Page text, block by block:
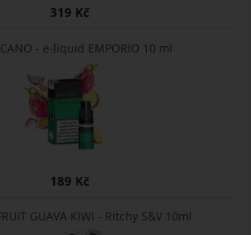
319 Kč
- e-liquid EMPORIO 10 ml
189 Kč
GUAVA KIWI - Ritchy S&V 10ml